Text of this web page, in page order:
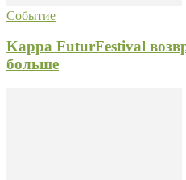
Событие
Kappa FuturFestival
больше